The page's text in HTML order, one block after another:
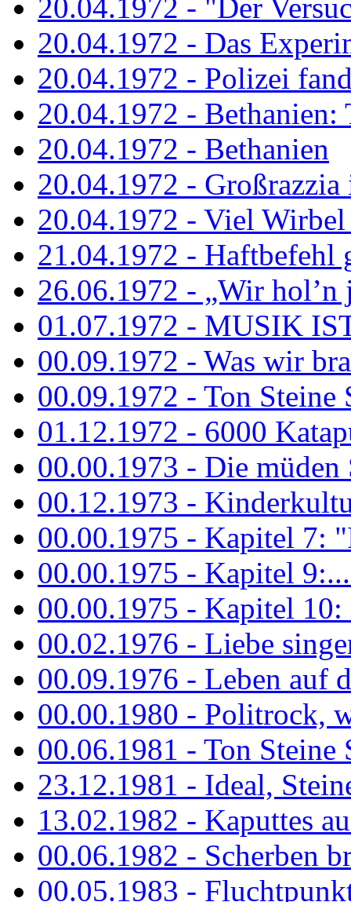
20.04.1972 - "Der
20.04.1972 - Das
20.04.1972 - Polizei
20.04.1972 - Bethanien:
20.04.1972 - Bethanien
20.04.1972 - Großrazzia
20.04.1972 - Viel
21.04.1972 - Haftbefehl
26.06.1972 - „Wir hol’n
01.07.1972 - MUSIK
00.09.1972 - Was wir
00.09.1972 - Ton Steine
01.12.1972 - 6000
00.00.1973 - Die müden
00.12.1973 -
00.00.1975 - Kapitel 7:
00.00.1975 - Kapitel
00.00.1975 - Kapitel
00.02.1976 - Liebe
00.09.1976 - Leben auf
00.00.1980 - Politrock,
00.06.1981 - Ton Steine
23.12.1981 - Ideal,
13.02.1982 - Kaputtes
00.06.1982 - Scherben
00.05.1983 -